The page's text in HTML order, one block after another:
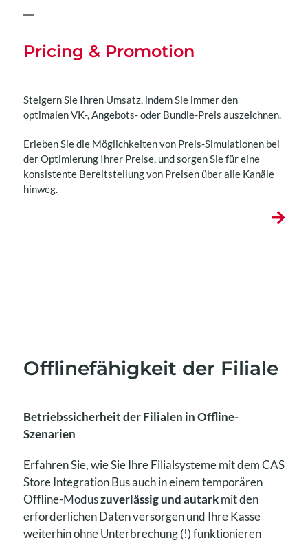
Pricing & Promotion
Steigern Sie Ihren Umsatz, indem Sie immer den
optimalen VK-, Angebots- oder Bundle-Preis auszeichnen.
Erleben Sie die Möglichkeiten von Preis-Simulationen bei
der Optimierung Ihrer Preise, und sorgen Sie für eine
konsistente Bereitstellung von Preisen über alle Kanäle
hinweg.
Offlinefähigkeit der Filiale
Betriebssicherheit der Filialen in Offline-
Szenarien
Erfahren Sie, wie Sie Ihre Filialsysteme mit dem CAS
Store Integration Bus auch in einem temporären
Offline-Moduszuverlässig und autarkmit den
erforderlichen Daten versorgen und Ihre Kasse
weiterhin ohne Unterbrechung (!) funktionieren